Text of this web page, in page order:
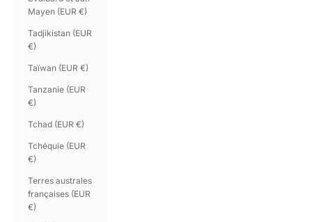
Mayen (EUR €)
Tadjikistan (EUR
€)
Taïwan (EUR €)
Tanzanie (EUR
€)
Tchad (EUR €)
Tchéquie (EUR
€)
Terres australes
françaises (EUR
€)